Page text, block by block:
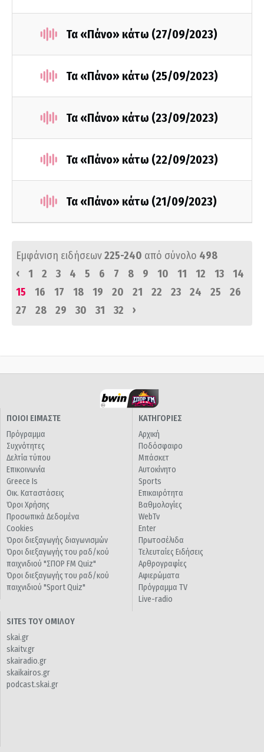
Τα «Πάνο» κάτω (27/09/2023)
Τα «Πάνο» κάτω (25/09/2023)
Τα «Πάνο» κάτω (23/09/2023)
Τα «Πάνο» κάτω (22/09/2023)
Τα «Πάνο» κάτω (21/09/2023)
Εμφάνιση ειδήσεων225-240 από σύνολο 498
‹
1 2 3 4 5 6 7 8 9 10 11 12 13
14
15
16 17 18 19 20 21 22 23 24 25
26
27
28 29 30 31 32 ›
ΠΟΙΟΙ ΕΙΜΑΣΤΕ
Πρόγραμμα
Συχνότητες
Δελτία τύπου
Επικοινωνία
Greece Is
Οικ. Καταστάσεις
Όροι Χρήσης
Προσωπικά Δεδομένα
Cookies
Όροι διεξαγωγής διαγωνισμών
Όροι διεξαγωγής του ραδ/κού
παιχνιδιού "ΣΠΟΡ FM Quiz"
Όροι διεξαγωγής του ραδ/κού
παιχνιδιού "Sport Quiz"
ΚΑΤΗΓΟΡΙΕΣ
Αρχική
Ποδόσφαιρο
Μπάσκετ
Αυτοκίνητο
Sports
Επικαιρότητα
Βαθμολογίες
WebTv
Enter
Πρωτοσέλιδα
Τελευταίες Ειδήσεις
Αρθρογραφίες
Αφιερώματα
Πρόγραμμα TV
Live-radio
SITES ΤΟΥ ΟΜΙΛΟΥ
skai.gr
skaitv.gr
skairadio.gr
skaikairos.gr
podcast.skai.gr